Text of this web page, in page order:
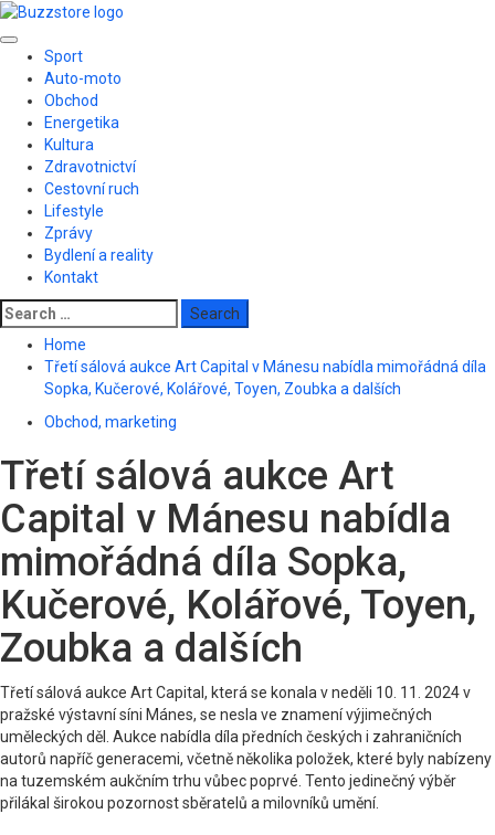
Skip
content
Primary
Menu
Sport
Auto-moto
Obchod
Energetika
Kultura
Zdravotnictví
Cestovní ruch
Lifestyle
Zprávy
Bydlení a reality
Kontakt
Search
for:
Home
Třetí sálová aukce Art Capital v Mánesu nabídla mimořádná díla
Sopka, Kučerové, Kolářové, Toyen, Zoubka a dalších
Obchod, marketing
Třetí sálová aukce Art
Capital v Mánesu nabídla
mimořádná díla Sopka,
Kučerové, Kolářové, Toyen,
Zoubka a dalších
Třetí sálová aukce Art Capital, která se konala v neděli 10. 11. 2024 v
pražské výstavní síni Mánes, se nesla ve znamení výjimečných
uměleckých děl. Aukce nabídla díla předních českých i zahraničních
autorů napříč generacemi, včetně několika položek, které byly nabízeny
na tuzemském aukčním trhu vůbec poprvé. Tento jedinečný výběr
přilákal širokou pozornost sběratelů a milovníků umění.